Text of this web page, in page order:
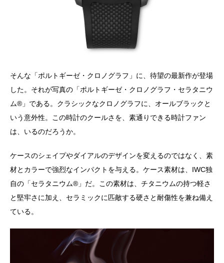
そんな「ポルトギーゼ・クロノグラフ」に、待望の最新作が登場
した。それが写真の「ポルトギーゼ・クロノグラフ・セラタニウ
ム®️」である。クラシックなクロノグラフに、オールブラックと
いう意外性。この時計のクールさを、素通りできる時計ファン
は、いるのだろうか。
ケースのシェイプやダイアルのデザインを変えるのではなく、素
材とカラーで強烈なインパクトを与える。ケース素材は、IWC独
自の「セラタニウム®️」だ。この素材は、チタニウムの持つ軽さ
と堅牢さに加え、セラミックに匹敵する硬さと耐傷性を兼ね備え
ている。